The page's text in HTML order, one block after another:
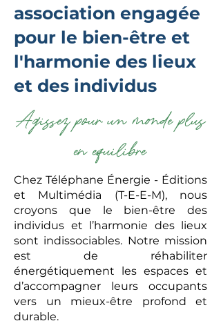
association engagée
pour le bien-être et
l'harmonie des lieux
et des individus
Agissez pour un monde plus
en equilibre
Chez Téléphane Énergie - Éditions
et Multimédia (T-E-E-M), nous
croyons que le bien-être des
individus et l’harmonie des lieux
sont indissociables. Notre mission
est de réhabiliter
énergétiquement les espaces et
d’accompagner leurs occupants
vers un mieux-être profond et
durable.